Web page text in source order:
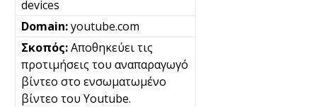
devices
youtube.com
Αποθηκεύει τις
προτιμήσεις του αναπαραγωγό
βίντεο στο ενσωματωμένο
βίντεο του Youtube.